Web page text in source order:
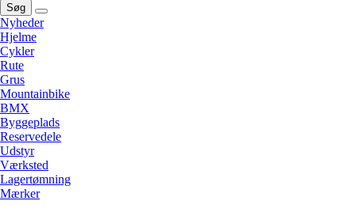
Søg
Nyheder
Hjelme
Cykler
Rute
Grus
Mountainbike
BMX
Byggeplads
Reservedele
Udstyr
Værksted
Lagertømning
Mærker